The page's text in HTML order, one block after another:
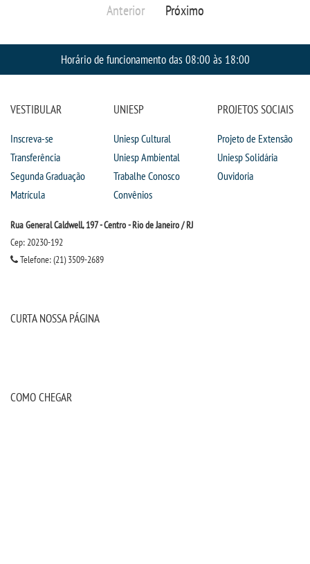
Anterior Próximo
Horário de funcionamento das 08:00 às 18:00
VESTIBULAR
Inscreva-se
Transferência
Segunda Graduação
Matrícula
UNIESP
Uniesp Cultural
Uniesp Ambiental
Trabalhe Conosco
Convênios
PROJETOS SOCIAIS
Projeto de Extensão
Uniesp Solidária
Ouvidoria
Rua General Caldwell, 197 - Centro - Rio de Janeiro / RJ
Cep: 20230-192
Telefone: (21) 3509-2689
CURTA NOSSA PÁGINA
COMO CHEGAR